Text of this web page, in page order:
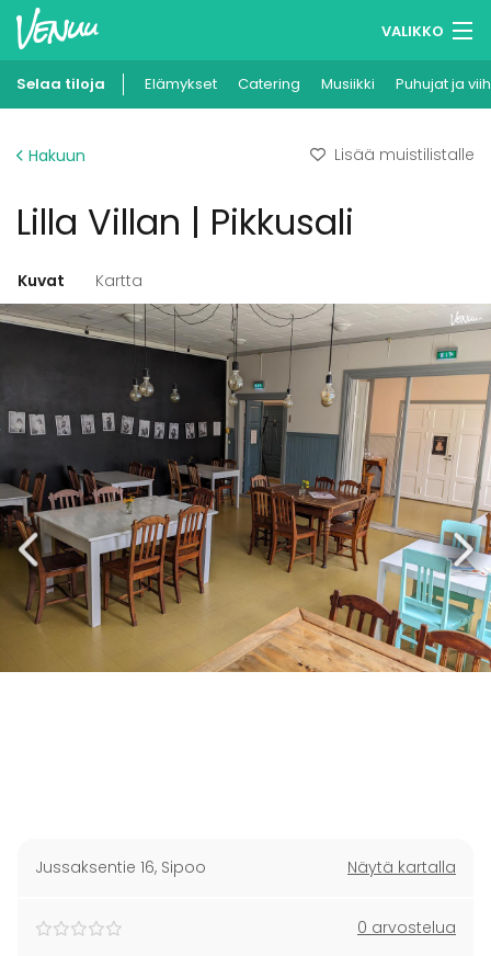
VALIKKO
Muistilistasi
Ilmoita kohteesi
Selaa tiloja Elämykset Catering Musiikki Puhujat ja
Hakuun Lisää muistilistalle
Lilla Villan | Pikkusali
Kuvat Kartta
Jussaksentie 16, Sipoo Näytä kartalla
0 arvostelua